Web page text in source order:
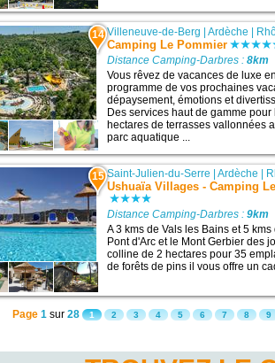
14 Villeneuve-de-Berg |Ardèche
Camping Le Pommier
Distance Camping-Darbres :8km
Vous rêvez de vacances de luxe
programme de vos prochaines
dépaysement, émotions et
Des services haut de gamme
hectares de terrasses vallonnées
parc aquatique ...
15 Saint-Julien-du-Serre |Ardèche
Ushuaïa Villages - Camping
Distance Camping-Darbres :9km
A 3 kms de Vals les Bains et 5
Pont d'Arc et le Mont Gerbier des
colline de 2 hectares pour 35
de forêts de pins il vous offre un
Page 1 sur28 1 2 3 4 5 6 7 8 9